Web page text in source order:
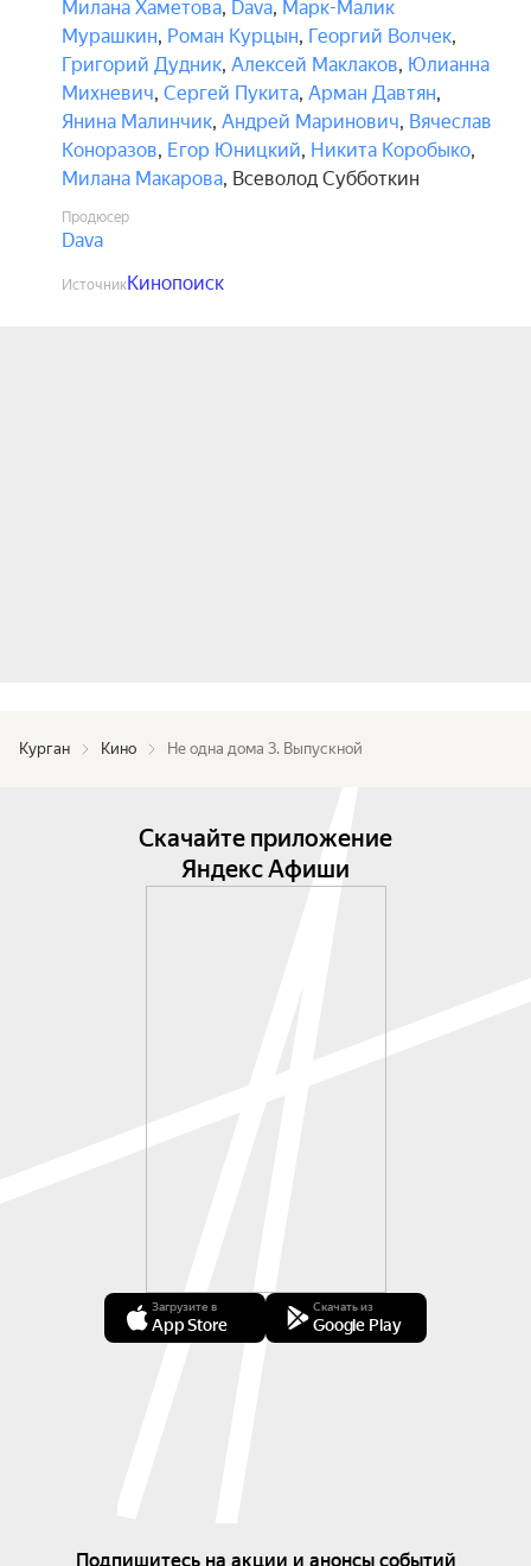
Милана Хаметова, Dava, Марк-Малик
Мурашкин, Роман Курцын, Георгий Волчек,
Григорий Дудник, Алексей Маклаков, Юлианна
Михневич, Сергей Пукита, Арман Давтян,
Янина Малинчик, Андрей Маринович, Вячеслав
Коноразов, Егор Юницкий, Никита Коробыко,
Милана Макарова, Всеволод Субботкин
Продюсер
Dava
ИсточникКинопоиск
Курган Кино Не одна дома 3. Выпускной
Скачайте приложение
Яндекс Афиши
Загрузите в
App Store
Скачать из
Google Play
Подпишитесь на акции и анонсы событий